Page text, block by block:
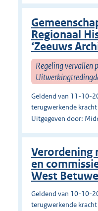
Regionaal
‘Zeeuws
Regeling
Geldend van 11-10-
terugwerkende
Uitgegeven door:
Verordening
en
West
Geldend van 10-10-
terugwerkende